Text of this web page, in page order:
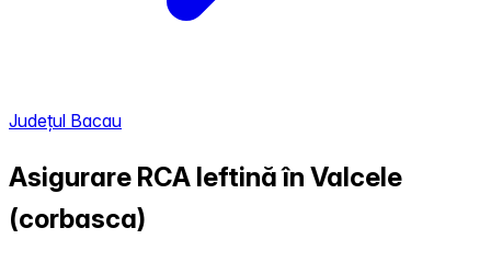
Județul Bacau
Asigurare RCA Ieftină în Valcele
(corbasca)